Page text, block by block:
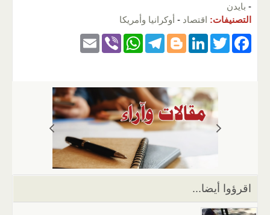
- بايدن
التصنيفات: اقتصاد - أوكرانيا وأمريكا
F
k
T
er
Li
e
dI
Bl
g
er
T
gr
a
m
W
s
A
p
p
Vi
اقرؤوا أيضا...